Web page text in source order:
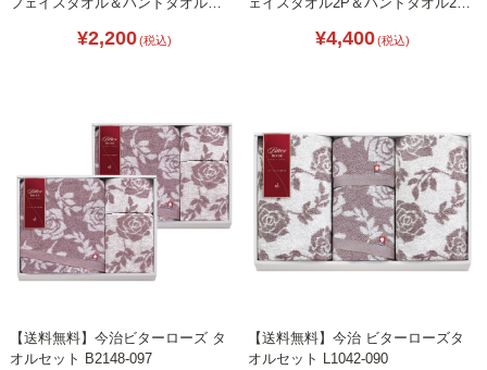
¥2,200(税込) ¥4,400(税込)
【送料無料】今治ビターローズ タ
オルセット B2148-097
【送料無料】今治 ビターローズタ
オルセット L1042-090